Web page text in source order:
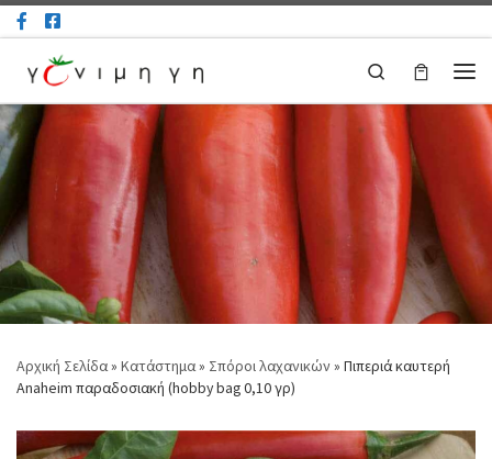
Μετάβαση στο περιεχόμενο
Search
Αρχική Σελίδα» Κατάστημα» Σπόροι λαχανικών» Πιπεριά καυτερή
Anaheim παραδοσιακή (hobby bag 0,10 γρ)